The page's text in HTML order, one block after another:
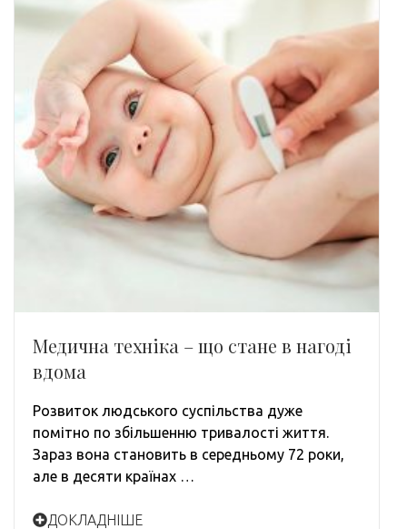
Медична техніка – що стане в нагоді
вдома
Розвиток людського суспільства дуже
помітно по збільшенню тривалості життя.
Зараз вона становить в середньому 72 роки,
але в десяти країнах …
ДОКЛАДНІШЕ